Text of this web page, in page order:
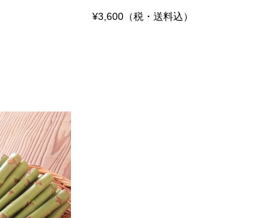
¥3,600（税・送料込）